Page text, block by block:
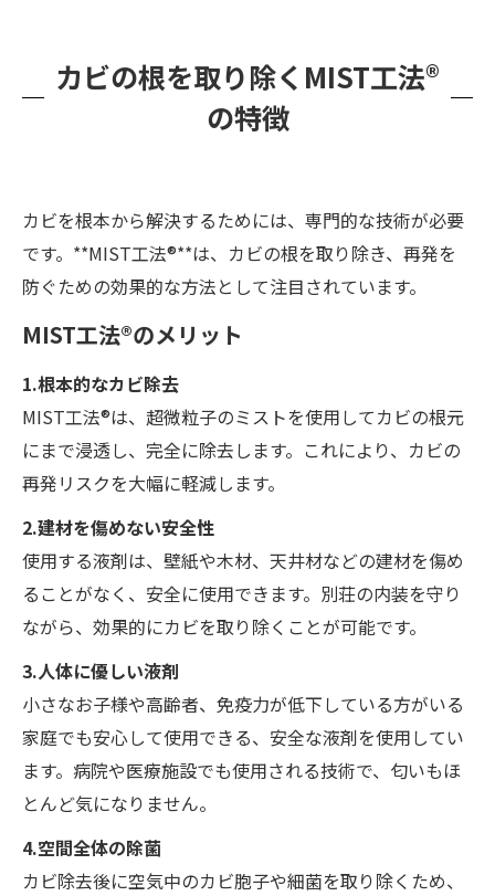
カビの根を取り除くMIST工法®
の特徴
カビを根本から解決するためには、専門的な技術が必要
です。**MIST工法®**は、カビの根を取り除き、再発を
防ぐための効果的な方法として注目されています。
MIST工法®のメリット
1.根本的なカビ除去
MIST工法®は、超微粒子のミストを使用してカビの根元
にまで浸透し、完全に除去します。これにより、カビの
再発リスクを大幅に軽減します。
2.建材を傷めない安全性
使用する液剤は、壁紙や木材、天井材などの建材を傷め
ることがなく、安全に使用できます。別荘の内装を守り
ながら、効果的にカビを取り除くことが可能です。
3.人体に優しい液剤
小さなお子様や高齢者、免疫力が低下している方がいる
家庭でも安心して使用できる、安全な液剤を使用してい
ます。病院や医療施設でも使用される技術で、匂いもほ
とんど気になりません。
4.空間全体の除菌
カビ除去後に空気中のカビ胞子や細菌を取り除くため、